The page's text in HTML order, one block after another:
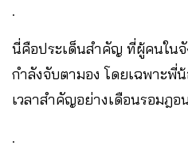
.
นี่คือประเด็นสำคัญ ที่ผู้คนใน
กำลังจับตามอง โดยเฉพาะพี่
เวลาสำคัญอย่างเดือนรอมฎอ
.